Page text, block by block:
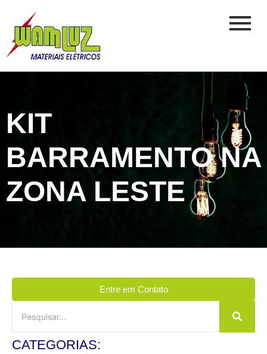
KIT
BARRAMENTO NA
ZONA LESTE
Entre em Contato
CATEGORIAS: